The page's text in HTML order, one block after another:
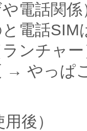
電話関
電話SIM
ンチャ
→ やっぱ
後）